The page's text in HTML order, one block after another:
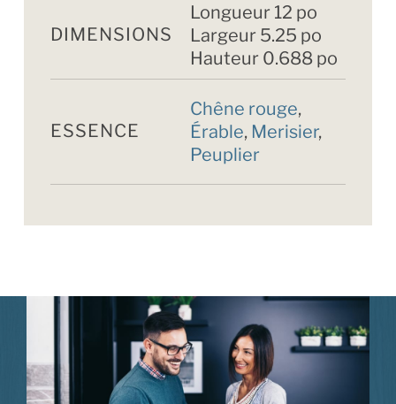
DIMENSIONS
Longueur 12 po
Largeur 5.25 po
Hauteur 0.688 po
ESSENCE
Chêne rouge,
Érable, Merisier,
Peuplier